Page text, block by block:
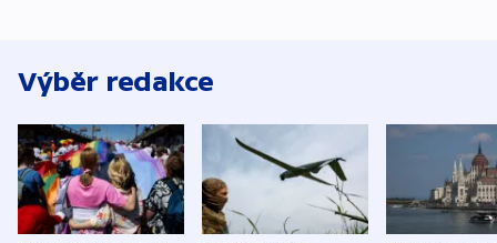
Výběr redakce